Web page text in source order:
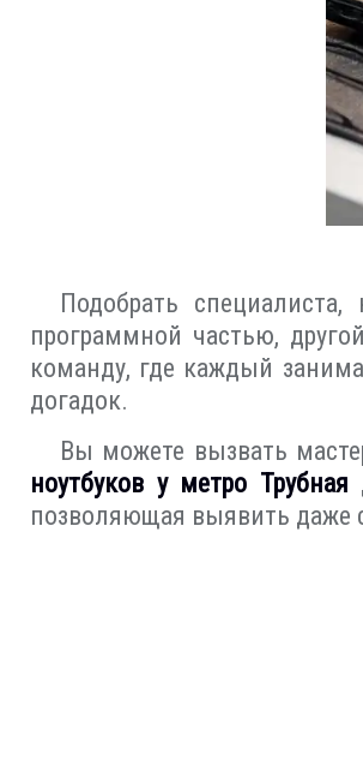
Подобрать
программной частью,
команду, где каждый
догадок.
Вы можете вызвать
ноутбуков у метро Трубная
позволяющая выявить даже